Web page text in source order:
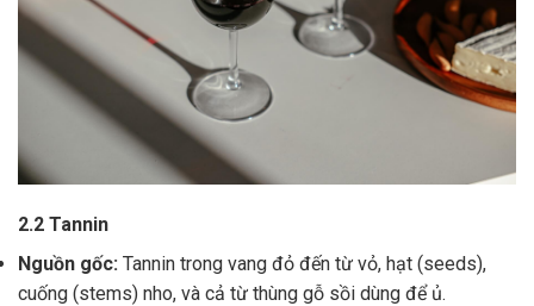
2.2 Tannin
Nguồn gốc: Tannin trong vang đỏ đến từ vỏ, hạt (seeds),
cuống (stems) nho, và cả từ thùng gỗ sồi dùng để ủ.